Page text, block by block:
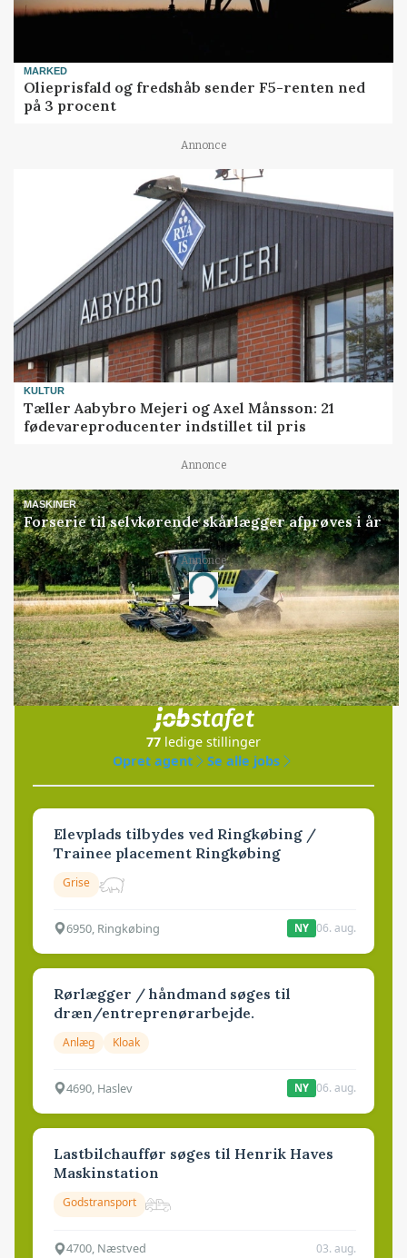
MARKED
Olieprisfald og fredshåb sender F5-renten ned
på 3 procent
Annonce
KULTUR
Tæller Aabybro Mejeri og Axel Månsson: 21
fødevareproducenter indstillet til pris
Annonce
MASKINER
Forserie til selvkørende skårlægger afprøves i år
Annonce
Loading...
Jobs
i samarbejde med
77 ledige stillinger
Opret agent
Se alle jobs
Elevplads tilbydes ved Ringkøbing /
Trainee placement Ringkøbing
Grise
6950, Ringkøbing NY 06. aug.
Rørlægger / håndmand søges til
dræn/entreprenørarbejde.
Anlæg Kloak
4690, Haslev NY 06. aug.
Lastbilchauffør søges til Henrik Haves
Maskinstation
Godstransport
4700, Næstved 03. aug.